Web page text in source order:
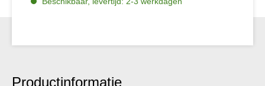
Productinformatie